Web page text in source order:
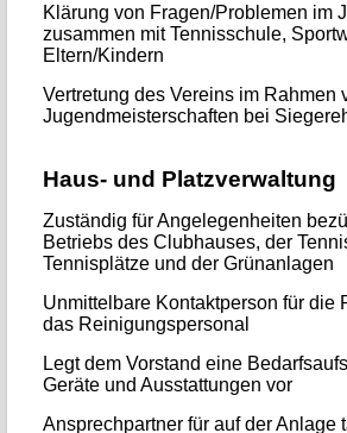
Klärung von Fragen/Problemen im
zusammen mit Tennisschule,
Eltern/Kindern
Vertretung des Vereins im Rahmen
Jugendmeisterschaften bei
Haus- und Platzverwaltung
Zuständig für Angelegenheiten
Betriebs des Clubhauses, der
Tennisplätze und der Grünanlagen
Unmittelbare Kontaktperson für die
das Reinigungspersonal
Legt dem Vorstand eine
Geräte und Ausstattungen vor
Ansprechpartner für auf der Anlage